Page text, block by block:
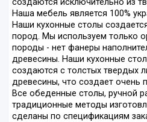
создаются исключительно из
Наша мебель является 100%
Наши кухонные столы
пород. Мы используем только
породы - нет фанеры
древесины. Наши кухонные
создаются с толстых твердых
древесины, что создает очень
Все обеденные столы, ручной
традиционные методы
сделаны по спецификациям